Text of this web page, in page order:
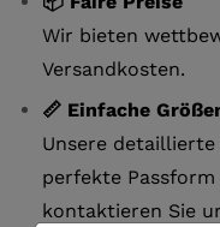
Wir bieten
Versandkosten.
📏 Einfache
Unsere
perfekte
kontaktieren Sie